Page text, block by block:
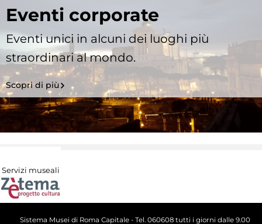
Eventi corporate
Eventi unici in alcuni dei luoghi più
straordinari al mondo.
Scopri di più
Servizi museali
Sistema Musei di Roma Capitale - Tel. 060608 tutti i giorni dalle 9.00